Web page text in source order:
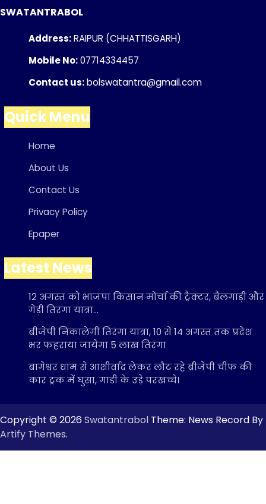
SWATANTRABOL
Address:RAIPUR (CHHATTISGARH)
Mobile No:07714334457
Contact us:bolswatantra@gmail.com
Quick Menu
Home
About Us
Contact Us
Privacy Policy
Epaper
Latest News
12 अगस्त को भाजपा किसान मोर्चा की ट्रैक्टर, बैलगाड़ी और
गेड़ी तिरंगा यात्रा…
बीजेपी निकालेगी तिरंगा यात्रा, 10 से 14 अगस्त तक प्रदेश
भर फहराया जायेगा 5 लाख तिरंगा
बागेश्वर धाम से आशीर्वाद लेकर लौट रहे बीजेपी चीफ की
कार ट्रक में घुसा, गाडी के उड़े परखच्चे।
Copyright © 2026 Swatantrabol Theme: News Record By
Artify Themes.